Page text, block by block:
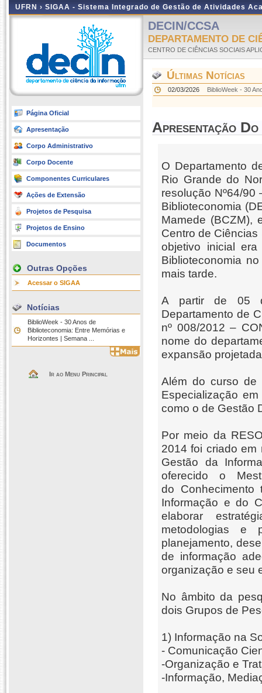
UFRN › SIGAA - Sistema Integrado de Gestão de Atividades
Página Oficial
Apresentação
Corpo Administrativo
Corpo Docente
Componentes Curriculares
Ações de Extensão
Projetos de Pesquisa
Projetos de Ensino
Documentos
Outras Opções
Acessar o SIGAA
Notícias
BiblioWeek - 30 Anos de
Biblioteconomia: Entre Memórias e
Horizontes | Semana ...
Ir ao Menu Principal
DECIN/CCSA
DEPARTAMENTO DE
CENTRO DE CIÊNCIAS SOCIAIS
Últimas Notícias
02/03/2026 BiblioWeek - 30
Apresentação
O Departamento
Rio Grande do
resolução Nº64/
Biblioteconomia
Mamede (BCZM),
Centro de
objetivo inicial
Biblioteconomia
mais tarde.
A partir de 05
Departamento de
nº 008/2012 –
nome do
expansão
Além do curso de
Especialização
como o de Gestão
Por meio da
2014 foi criado
Gestão da
oferecido o
do
Informação e do
elaborar
metodologias e
planejamento,
de informação
organização e seu
No âmbito da
dois Grupos de
1) Informação na
- Comunicação
-Organização e
-Informação,